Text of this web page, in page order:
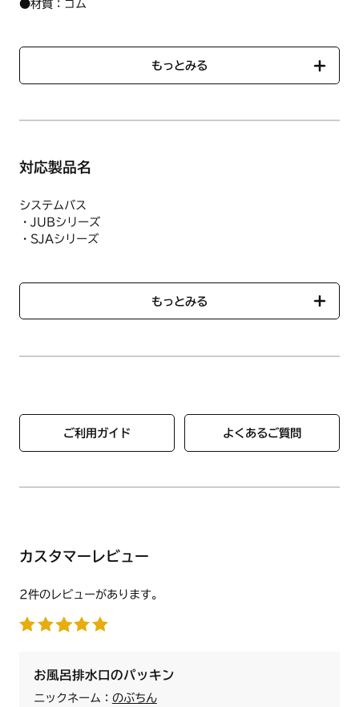
●材質： ゴム
もっとみる
対応製品名
システムバス
・JUBシリーズ
・SJAシリーズ
上記型式でも使用されていない仕様がありますので、事前にお
もっとみる
ご利用ガイド よくあるご質問
カスタマーレビュー
2件のレビューがあります。
お風呂排水口のパッキン
ニックネーム： のぶちん